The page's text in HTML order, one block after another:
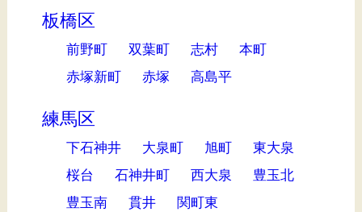
板橋区
前野町 双葉町 志村
本町
赤塚新町
赤塚 高島平
練馬区
下石神井 大泉町 旭町
東大泉
桜台
石神井町 西大泉
豊玉北
豊玉南
貫井 関町東